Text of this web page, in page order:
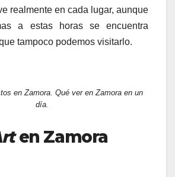
realmente en cada lugar, aunque
a estas horas se encuentra
tampoco podemos visitarlo.
en Zamora. Qué ver en Zamora en un
día.
en Zamora